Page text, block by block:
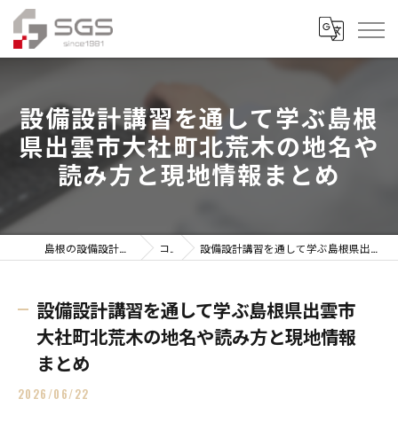
設備設計講習を通して学ぶ島根
県出雲市大社町北荒木の地名や
読み方と現地情報まとめ
島根の設備設計なら株式会社総合技研設計 コラム 設備設計講習を通して学ぶ島根県出雲市大社町北荒木の地名や読み方と現地情報まとめ
設備設計講習を通して学ぶ島根県出雲市
大社町北荒木の地名や読み方と現地情報
まとめ
2026/06/22